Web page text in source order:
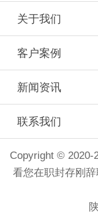
关于我们
客户案例
新闻资讯
联系我们
Copyright © 2020-
看您在职封存刚